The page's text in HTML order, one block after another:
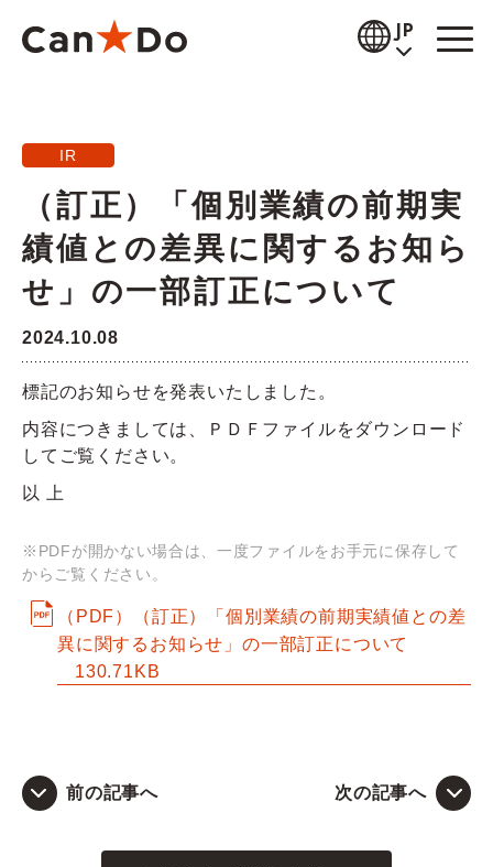
JP
お知らせ
商品情報
採用情報
企業情報
IR情報
Q&A
IR
（訂正）「個別業績の前期実
績値との差異に関するお知ら
せ」の一部訂正について
2024.10.08
標記のお知らせを発表いたしました。
内容につきましては、ＰＤＦファイルをダウンロード
してご覧ください。
以 上
※PDFが開かない場合は、一度ファイルをお手元に保存して
からご覧ください。
（PDF）（訂正）「個別業績の前期実績値との差
異に関するお知らせ」の一部訂正について
130.71KB
前の記事へ 次の記事へ